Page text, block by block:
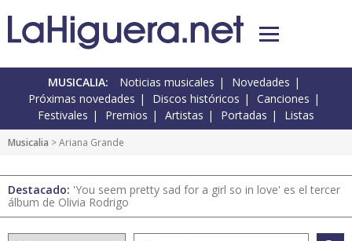
MUSICALIA: Noticias musicales
Novedades
Próximas novedades
Discos históricos
Canciones
Festivales
Premios Artistas Portadas Listas
Musicalia > Ariana Grande
Destacado: 'You seem pretty sad for a girl so in love' es el tercer
álbum de Olivia Rodrigo